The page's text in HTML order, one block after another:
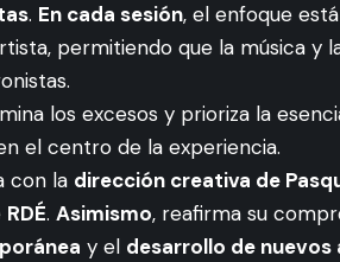
. En cada sesión, el enfoque
permitiendo que la música y
los excesos y prioriza la
el centro de la experiencia.
con la dirección creativa de
RDÉ. Asimismo, reafirma su
y el desarrollo de